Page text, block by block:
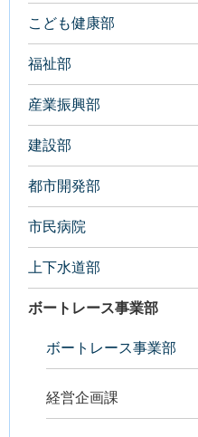
こども健康部
福祉部
産業振興部
建設部
都市開発部
市民病院
上下水道部
ボートレース事業部
ボートレース事業部
経営企画課